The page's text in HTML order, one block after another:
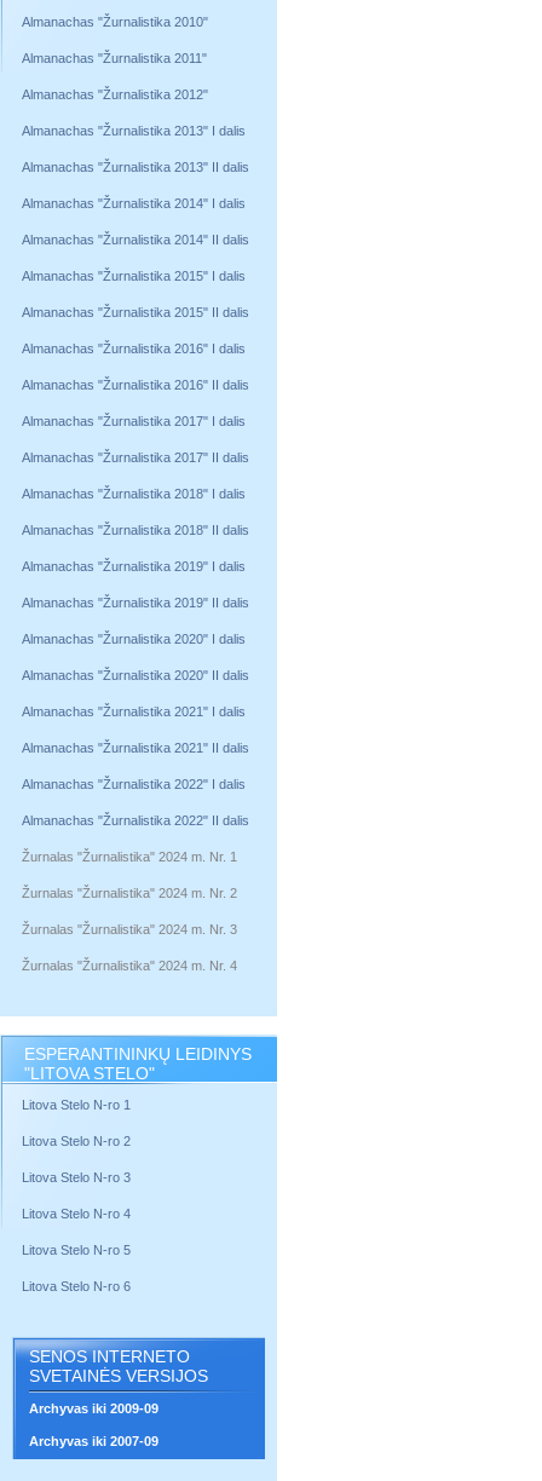
Almanachas "Žurnalistika 2010"
Almanachas "Žurnalistika 2011"
Almanachas "Žurnalistika 2012"
Almanachas "Žurnalistika 2013" I dalis
Almanachas "Žurnalistika 2013" II dalis
Almanachas "Žurnalistika 2014" I dalis
Almanachas "Žurnalistika 2014" II dalis
Almanachas "Žurnalistika 2015" I dalis
Almanachas "Žurnalistika 2015" II dalis
Almanachas "Žurnalistika 2016" I dalis
Almanachas "Žurnalistika 2016" II dalis
Almanachas "Žurnalistika 2017" I dalis
Almanachas "Žurnalistika 2017" II dalis
Almanachas "Žurnalistika 2018" I dalis
Almanachas "Žurnalistika 2018" II dalis
Almanachas "Žurnalistika 2019" I dalis
Almanachas "Žurnalistika 2019" II dalis
Almanachas "Žurnalistika 2020" I dalis
Almanachas "Žurnalistika 2020" II dalis
Almanachas "Žurnalistika 2021" I dalis
Almanachas "Žurnalistika 2021" II dalis
Almanachas "Žurnalistika 2022" I dalis
Almanachas "Žurnalistika 2022" II dalis
Žurnalas "Žurnalistika" 2024 m. Nr. 1
Žurnalas "Žurnalistika" 2024 m. Nr. 2
Žurnalas "Žurnalistika" 2024 m. Nr. 3
Žurnalas "Žurnalistika" 2024 m. Nr. 4
ESPERANTININKŲ LEIDINYS
"LITOVA STELO"
Litova Stelo N-ro 1
Litova Stelo N-ro 2
Litova Stelo N-ro 3
Litova Stelo N-ro 4
Litova Stelo N-ro 5
Litova Stelo N-ro 6
SENOS INTERNETO
SVETAINĖS VERSIJOS
Archyvas iki 2009-09
Archyvas iki 2007-09